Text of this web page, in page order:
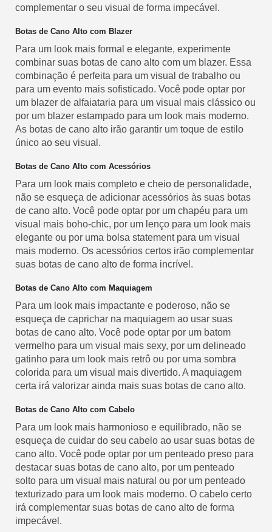
complementar o seu visual de forma impecável.
Botas de Cano Alto com Blazer
Para um look mais formal e elegante, experimente
combinar suas botas de cano alto com um blazer. Essa
combinação é perfeita para um visual de trabalho ou
para um evento mais sofisticado. Você pode optar por
um blazer de alfaiataria para um visual mais clássico ou
por um blazer estampado para um look mais moderno.
As botas de cano alto irão garantir um toque de estilo
único ao seu visual.
Botas de Cano Alto com Acessórios
Para um look mais completo e cheio de personalidade,
não se esqueça de adicionar acessórios às suas botas
de cano alto. Você pode optar por um chapéu para um
visual mais boho-chic, por um lenço para um look mais
elegante ou por uma bolsa statement para um visual
mais moderno. Os acessórios certos irão complementar
suas botas de cano alto de forma incrível.
Botas de Cano Alto com Maquiagem
Para um look mais impactante e poderoso, não se
esqueça de caprichar na maquiagem ao usar suas
botas de cano alto. Você pode optar por um batom
vermelho para um visual mais sexy, por um delineado
gatinho para um look mais retrô ou por uma sombra
colorida para um visual mais divertido. A maquiagem
certa irá valorizar ainda mais suas botas de cano alto.
Botas de Cano Alto com Cabelo
Para um look mais harmonioso e equilibrado, não se
esqueça de cuidar do seu cabelo ao usar suas botas de
cano alto. Você pode optar por um penteado preso para
destacar suas botas de cano alto, por um penteado
solto para um visual mais natural ou por um penteado
texturizado para um look mais moderno. O cabelo certo
irá complementar suas botas de cano alto de forma
impecável.